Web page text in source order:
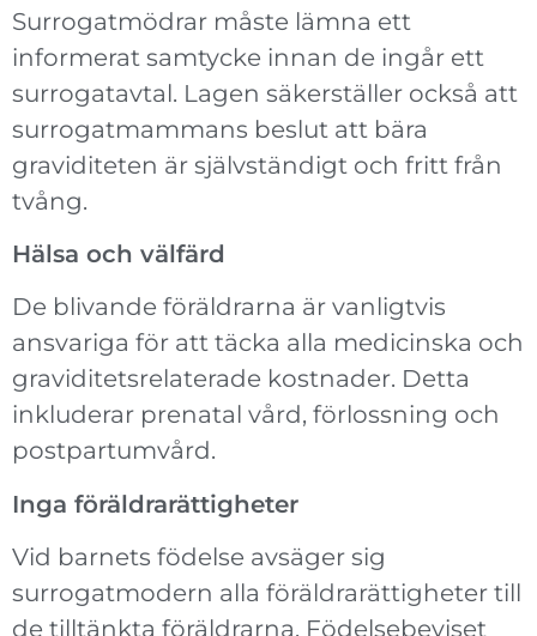
Surrogatmödrar måste lämna ett
informerat samtycke innan de ingår ett
surrogatavtal. Lagen säkerställer också att
surrogatmammans beslut att bära
graviditeten är självständigt och fritt från
tvång.
Hälsa och välfärd
De blivande föräldrarna är vanligtvis
ansvariga för att täcka alla medicinska och
graviditetsrelaterade kostnader. Detta
inkluderar prenatal vård, förlossning och
postpartumvård.
Inga föräldrarättigheter
Vid barnets födelse avsäger sig
surrogatmodern alla föräldrarättigheter till
de tilltänkta föräldrarna. Födelsebeviset